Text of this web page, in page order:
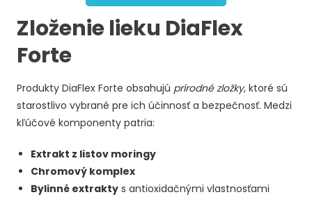
Zloženie lieku DiaFlex
Forte
Produkty DiaFlex Forte obsahujú prírodné zložky, ktoré sú
starostlivo vybrané pre ich účinnosť a bezpečnosť. Medzi
kľúčové komponenty patria:
Extrakt z listov moringy
Chromový komplex
Bylinné extrakty s antioxidačnými vlastnosťami